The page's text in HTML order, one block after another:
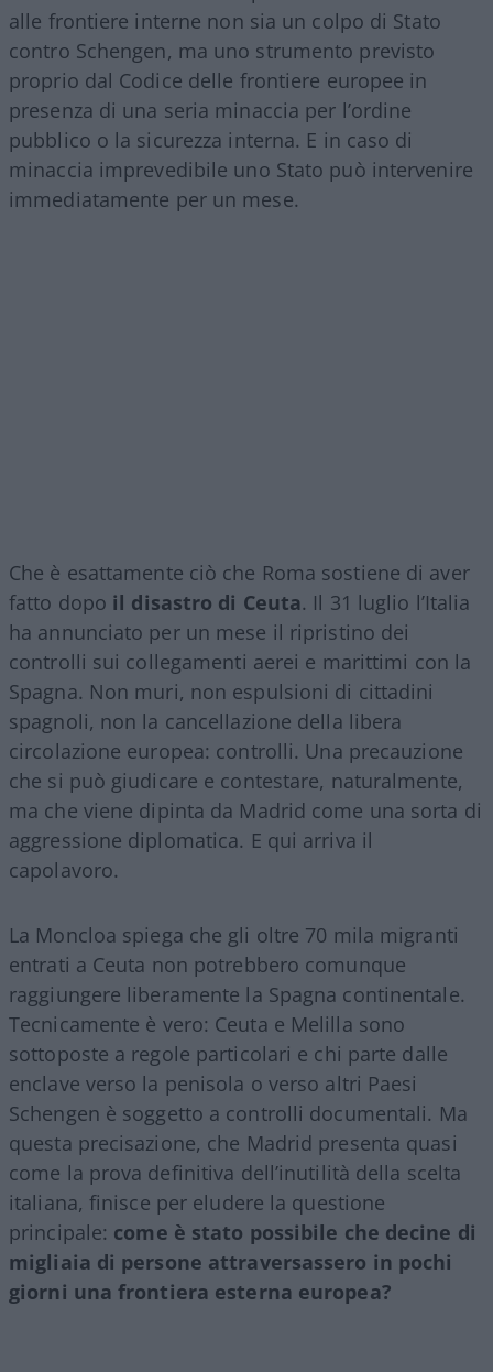
alle frontiere interne non sia un colpo di Stato
contro Schengen, ma uno strumento previsto
proprio dal Codice delle frontiere europee in
presenza di una seria minaccia per l’ordine
pubblico o la sicurezza interna. E in caso di
minaccia imprevedibile uno Stato può intervenire
immediatamente per un mese.
Che è esattamente ciò che Roma sostiene di aver
fatto dopo il disastro di Ceuta. Il 31 luglio l’Italia
ha annunciato per un mese il ripristino dei
controlli sui collegamenti aerei e marittimi con la
Spagna. Non muri, non espulsioni di cittadini
spagnoli, non la cancellazione della libera
circolazione europea: controlli. Una precauzione
che si può giudicare e contestare, naturalmente,
ma che viene dipinta da Madrid come una sorta di
aggressione diplomatica. E qui arriva il
capolavoro.
La Moncloa spiega che gli oltre 70 mila migranti
entrati a Ceuta non potrebbero comunque
raggiungere liberamente la Spagna continentale.
Tecnicamente è vero: Ceuta e Melilla sono
sottoposte a regole particolari e chi parte dalle
enclave verso la penisola o verso altri Paesi
Schengen è soggetto a controlli documentali. Ma
questa precisazione, che Madrid presenta quasi
come la prova definitiva dell’inutilità della scelta
italiana, finisce per eludere la questione
principale: come è stato possibile che decine di
migliaia di persone attraversassero in pochi
giorni una frontiera esterna europea?